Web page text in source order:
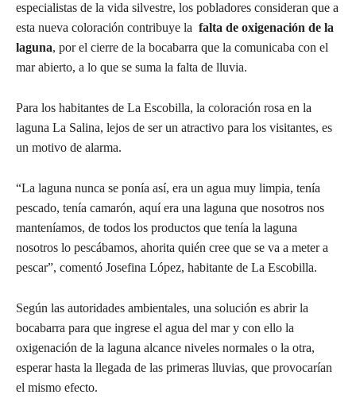
especialistas de la vida silvestre, los pobladores consideran que a
esta nueva coloración contribuye la falta de oxigenación de la
laguna, por el cierre de la bocabarra que la comunicaba con el
mar abierto, a lo que se suma la falta de lluvia.
Para los habitantes de La Escobilla, la coloración rosa en la
laguna La Salina, lejos de ser un atractivo para los visitantes, es
un motivo de alarma.
“La laguna nunca se ponía así, era un agua muy limpia, tenía
pescado, tenía camarón, aquí era una laguna que nosotros nos
manteníamos, de todos los productos que tenía la laguna
nosotros lo pescábamos, ahorita quién cree que se va a meter a
pescar”, comentó Josefina López, habitante de La Escobilla.
Según las autoridades ambientales, una solución es abrir la
bocabarra para que ingrese el agua del mar y con ello la
oxigenación de la laguna alcance niveles normales o la otra,
esperar hasta la llegada de las primeras lluvias, que provocarían
el mismo efecto.